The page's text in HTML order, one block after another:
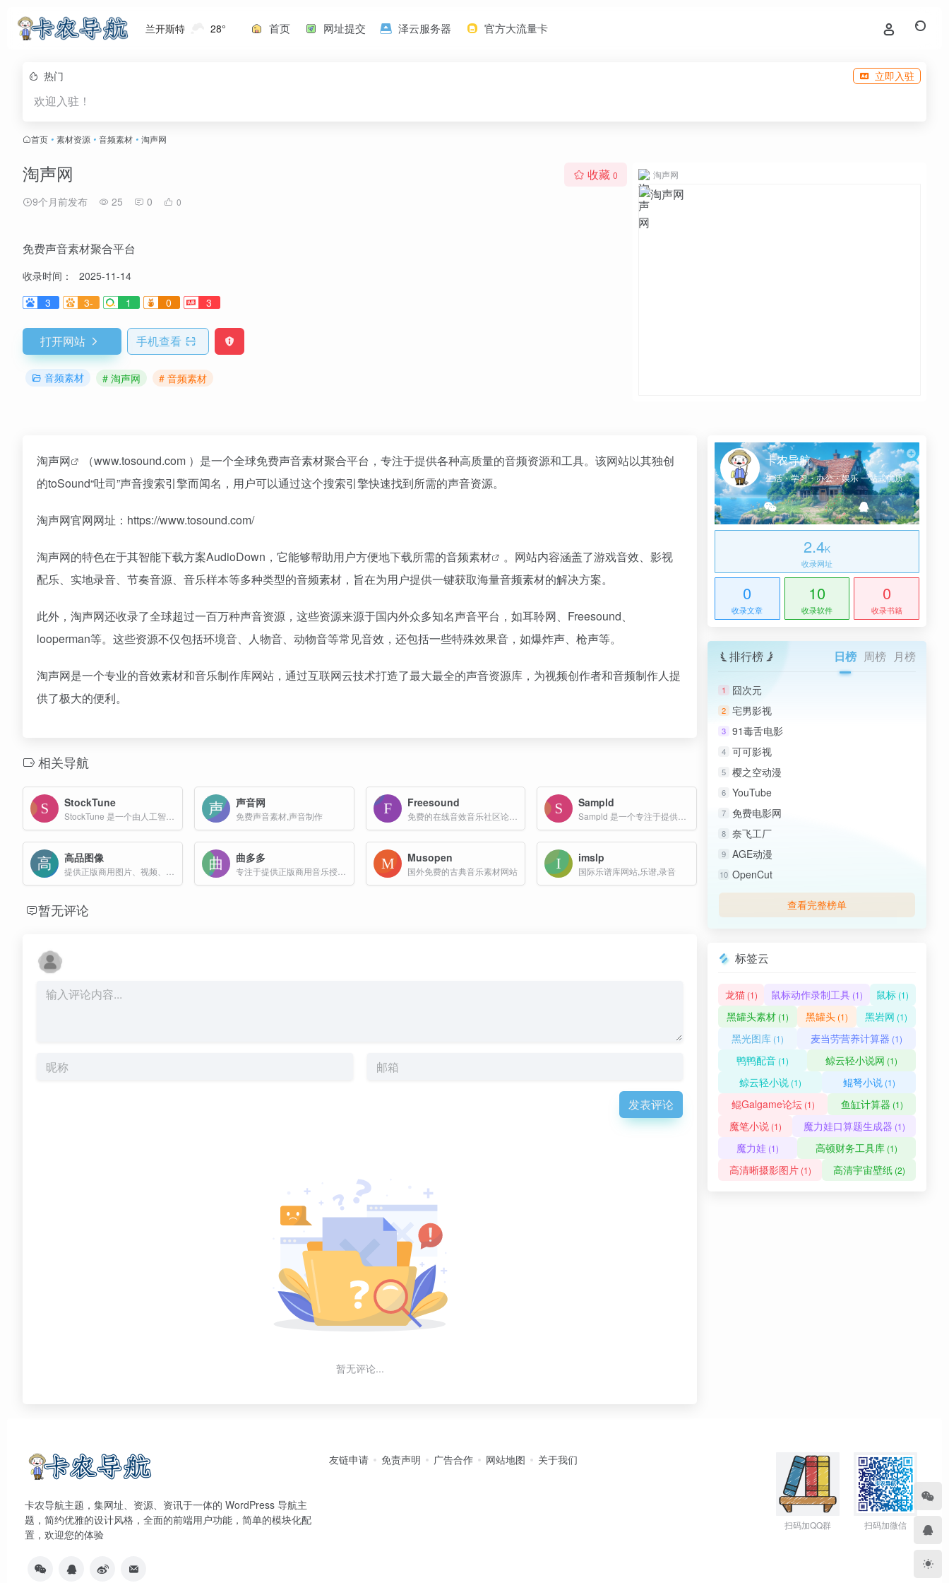
兰开斯特 28° 首页 网址提交 泽云服务器 官方大流量卡
热门 立即入驻
欢迎入驻！
首页 • 素材资源 • 音频素材 • 淘声网
淘声网
9个月前发布 25 0 0
收藏 0
免费声音素材聚合平台
收录时间：
2025-11-14
3
3- 1 0 3
打开网站 手机查看
音频素材 # 淘声网 # 音频素材
淘声网
淘声网
（www.tosound.com ）是一个全球免费声音素材聚合平台，专注于提供各种高质量的音频资源和工具。该网站以其独创
的toSound“吐司”声音搜索引擎而闻名，用户可以通过这个搜索引擎快速找到所需的声音资源。
淘声网官网网址：https://www.tosound.com/
淘声网的特色在于其智能下载方案AudioDown，它能够帮助用户方便地下载所需的音频素材
。网站内容涵盖了游戏音效、影视
配乐、实地录音、节奏音源、音乐样本等多种类型的音频素材，旨在为用户提供一键获取海量音频素材的解决方案。
此外，淘声网还收录了全球超过一百万种声音资源，这些资源来源于国内外众多知名声音平台，如耳聆网、Freesound、
looperman等。这些资源不仅包括环境音、人物音、动物音等常见音效，还包括一些特殊效果音，如爆炸声、枪声等。
淘声网是一个专业的音效素材和音乐制作库网站，通过互联网云技术打造了最大最全的声音资源库，为视频创作者和音频制作人提
供了极大的便利。
相关导航
StockTune 声音网
免费声音素材,声音制作
Freesound
免费的在线音效音乐社区论坛类素材资源库网站
Sampld
高品图像 曲多多
专注于提供正版商用音乐授权的平台
Musopen
国外免费的古典音乐素材网站
imslp
国际乐谱库网站,乐谱,录音
暂无评论
发表评论
暂无评论...
卡农导航
生活・学习・办公・娱乐 一站式优质网址导航
2.4K
收录网址
0
收录文章
10
收录软件
0
收录书籍
排行榜 日榜 周榜 月榜
1 囧次元
2 宅男影视
3 91毒舌电影
4 可可影视
5 樱之空动漫
6 YouTube
7 免费电影网
8 奈飞工厂
9 AGE动漫
10 OpenCut
查看完整榜单
标签云
龙猫(1) 鼠标动作录制工具(1) 鼠标 (1)
黑罐头素材 (1) 黑罐头 (1) 黑岩网 (1)
黑光图库 (1) 麦当劳营养计算器 (1)
鸭鸭配音 (1) 鲸云轻小说网 (1)
鲸云轻小说(1) 鲲弩小说(1)
鲲Galgame论坛(1) 鱼缸计算器 (1)
魔笔小说(1) 魔力娃口算题生成器 (1)
魔力娃 (1) 高顿财务工具库 (1)
高清晰摄影图片(1) 高清宇宙壁纸(2)
卡农导航主题，集网址、资源、资讯于一体的 WordPress 导航主
题，简约优雅的设计风格，全面的前端用户功能，简单的模块化配
置，欢迎您的体验
友链申请 免责声明 广告合作 网站地图 关于我们
扫码加QQ群 扫码加微信